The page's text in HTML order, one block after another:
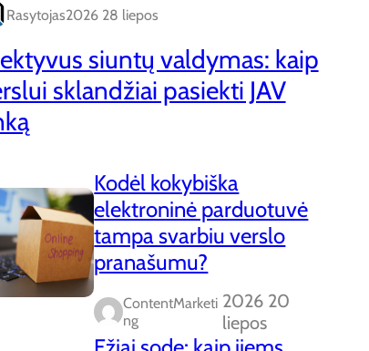
Rasytojas2026 28 liepos
siuntų valdymas: kaip
sklandžiai pasiekti JAV
Kodėl kokybiška
elektroninė parduotuvė
tampa svarbiu verslo
pranašumu?
ContentMarketi
Ng
2026 20
liepos